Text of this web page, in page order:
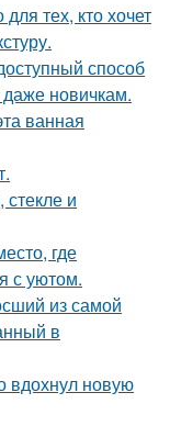
тех, кто хочет
способ
новичкам.
ванная
и
где
с уютом.
из самой
в
вдохнул новую